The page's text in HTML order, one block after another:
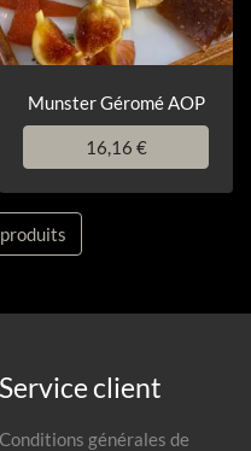
Munster Géromé AOP
16,16 €
Service client
Conditions générales de